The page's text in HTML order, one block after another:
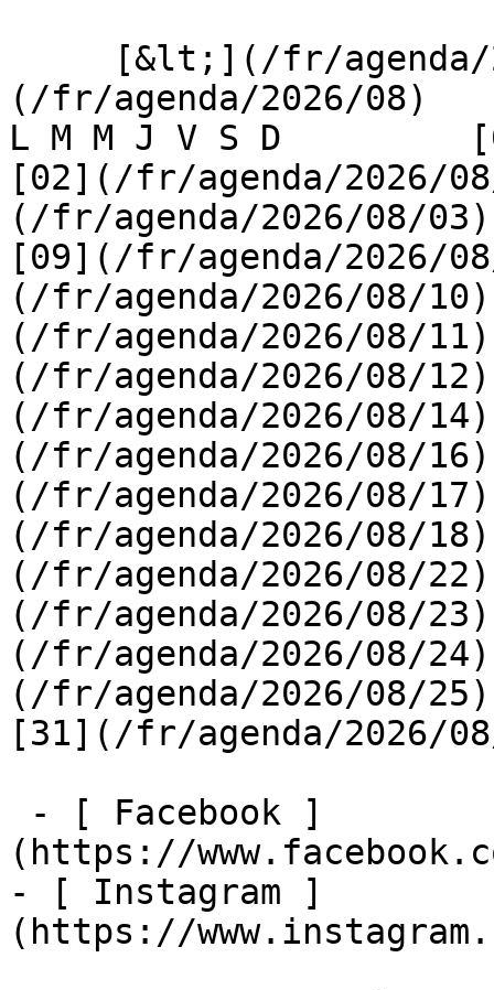
(/fr/agenda/2026/08)
L M M J V S D
[02](/fr/agenda/2026/
(/fr/agenda/2026/08/
[09](/fr/agenda/2026/
(/fr/agenda/2026/08/
(/fr/agenda/2026/08/
(/fr/agenda/2026/08/
(/fr/agenda/2026/08/
(/fr/agenda/2026/08/
(/fr/agenda/2026/08/
(/fr/agenda/2026/08/
(/fr/agenda/2026/08/
(/fr/agenda/2026/08/
(/fr/agenda/2026/08/
(/fr/agenda/2026/08/
[31](/fr/agenda/
(https://
- [ Instagram ]
(https://